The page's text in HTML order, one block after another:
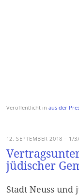
Veröffentlicht in aus der
12. SEPTEMBER 2018 – 1/
jüdischer
Stadt Neuss und